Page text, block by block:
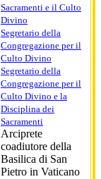
Sacramenti e il Culto
Divino
Segretario della
Congregazione per il
Culto Divino
Segretario della
Congregazione per il
Culto Divino e la
Disciplina dei
Sacramenti
Arciprete
coadiutore della
Basilica di San
Pietro in Vaticano